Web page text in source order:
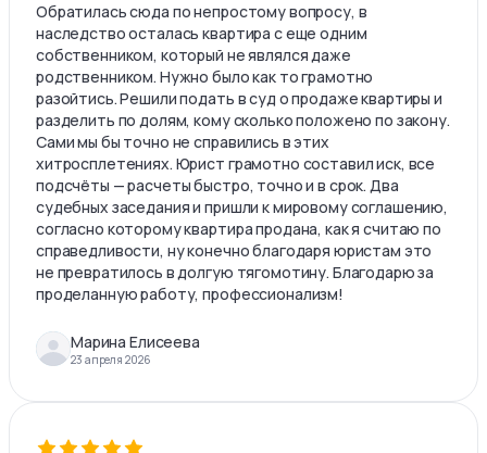
Обратилась сюда по непростому вопросу, в
наследство осталась квартира с еще одним
собственником, который не являлся даже
родственником. Нужно было как то грамотно
разойтись. Решили подать в суд о продаже квартиры и
разделить по долям, кому сколько положено по закону.
Сами мы бы точно не справились в этих
хитросплетениях. Юрист грамотно составил иск, все
подсчёты — расчеты быстро, точно и в срок. Два
судебных заседания и пришли к мировому соглашению,
согласно которому квартира продана, как я считаю по
справедливости, ну конечно благодаря юристам это
не превратилось в долгую тягомотину. Благодарю за
проделанную работу, профессионализм!
Марина Елисеева
23 апреля 2026